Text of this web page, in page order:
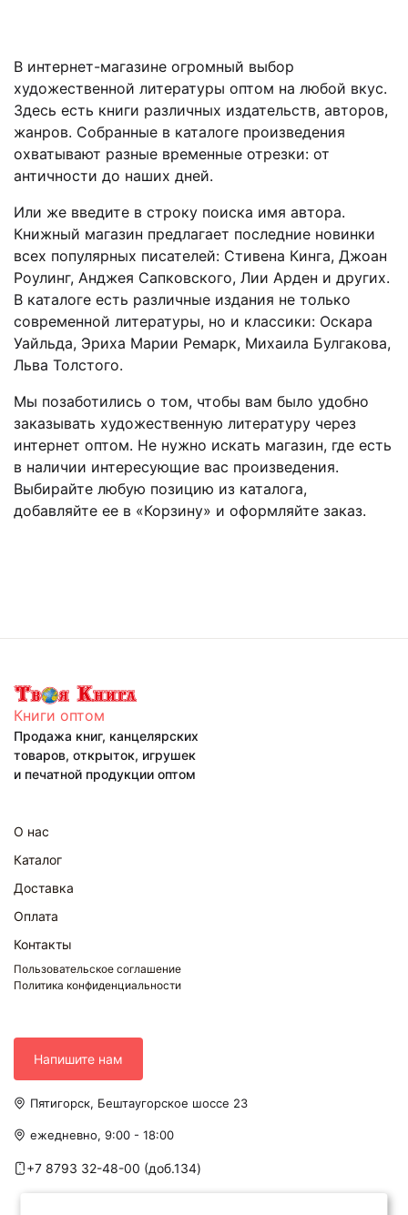
В интернет-магазине огромный выбор
художественной литературы оптом на любой вкус.
Здесь есть книги различных издательств, авторов,
жанров. Собранные в каталоге произведения
охватывают разные временные отрезки: от
античности до наших дней.
Или же введите в строку поиска имя автора.
Книжный магазин предлагает последние новинки
всех популярных писателей: Стивена Кинга, Джоан
Роулинг, Анджея Сапковского, Лии Арден и других.
В каталоге есть различные издания не только
современной литературы, но и классики: Оскара
Уайльда, Эриха Марии Ремарк, Михаила Булгакова,
Льва Толстого.
Мы позаботились о том, чтобы вам было удобно
заказывать художественную литературу через
интернет оптом. Не нужно искать магазин, где есть
в наличии интересующие вас произведения.
Выбирайте любую позицию из каталога,
добавляйте ее в «Корзину» и оформляйте заказ.
Книги оптом
Продажа книг, канцелярских
товаров, открыток, игрушек
и печатной продукции оптом
О нас
Каталог
Доставка
Оплата
Контакты
Пользовательское соглашение
Политика конфиденциальности
Напишите нам
Пятигорск, Бештаугорское шоссе 23
ежедневно, 9:00 - 18:00
+7 8793 32-48-00 (доб.134)